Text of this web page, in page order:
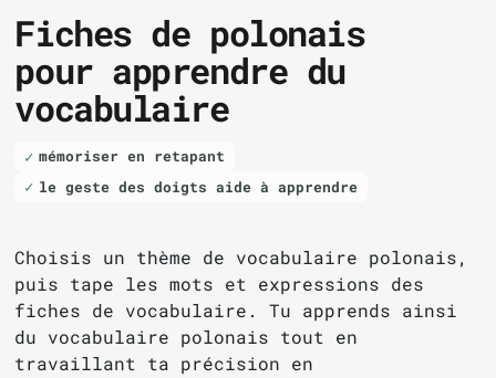
Fiches de polonais
pour apprendre du
vocabulaire
mémoriser en retapant
le geste des doigts aide à apprendre
Choisis un thème de vocabulaire polonais,
puis tape les mots et expressions des
fiches de vocabulaire. Tu apprends ainsi
du vocabulaire polonais tout en
travaillant ta précision en